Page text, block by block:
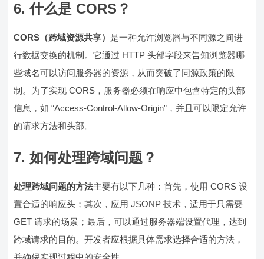
6.什么是 CORS？
CORS（跨域资源共享） 是一种允许浏览器与不同源之间进
行数据交换的机制。它通过 HTTP 头部字段来告知浏览器哪
些域名可以访问服务器的资源，从而突破了同源政策的限
制。为了实现 CORS，服务器必须在响应中包含特定的头部
信息，如 “Access-Control-Allow-Origin”，并且可以限定允许
的请求方法和头部。
7.如何处理跨域问题？
处理跨域问题的方法主要有以下几种：首先，使用 CORS 设
置合适的响应头；其次，应用 JSONP 技术，适用于只需要
GET 请求的场景；最后，可以通过服务器端设置代理，达到
跨域请求的目的。开发者应根据具体需求选择合适的方法，